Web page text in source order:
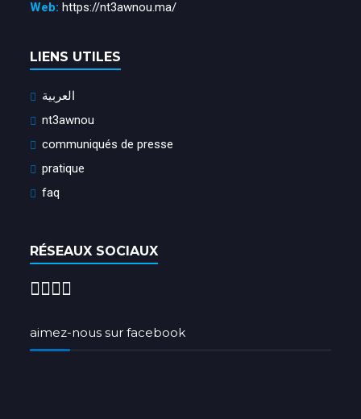
Web: https://nt3awnou.ma/
LIENS UTILES
العربية
nt3awnou
communiqués de presse
pratique
faq
RÉSEAUX SOCIAUX
aimez-nous sur facebook